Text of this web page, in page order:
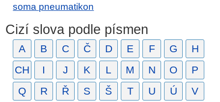
soma pneumatikon
Cizí slova podle písmen
A B C Č D E F G
H
CH
I J K L M N O
P
Q
R Ř S Š T U Ú V